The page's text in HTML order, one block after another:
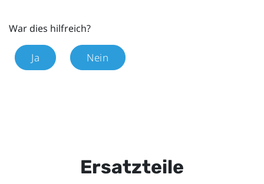
War dies hilfreich?
Ja Nein
Ersatzteile